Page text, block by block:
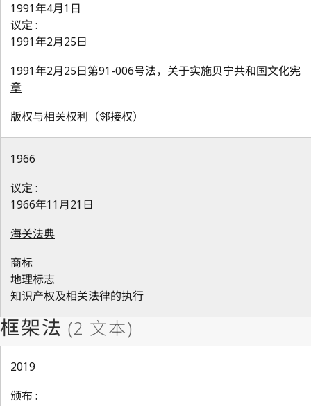
1991年4月1日
议定 :
1991年2月25日
1991年2月25日第91-006号法，关于实施贝宁共和国文化宪
章
版权与相关权利（邻接权）
1966
议定 :
1966年11月21日
海关法典
商标
地理标志
知识产权及相关法律的执行
2019
颁布 :